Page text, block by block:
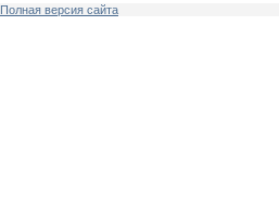
Полная версия сайта